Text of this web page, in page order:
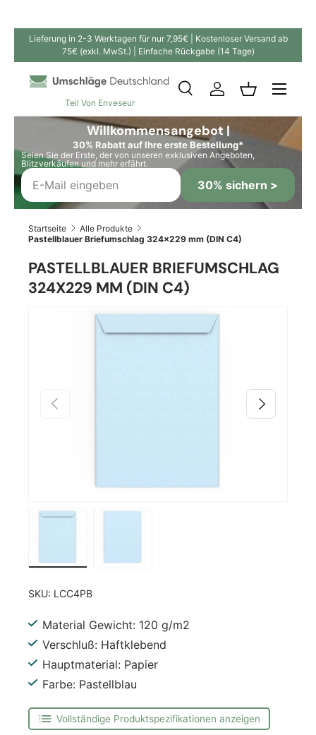
Direkt zum Inhalt
Lieferung in 2-3 Werktagen für nur 7,95€ | Kostenloser Versand ab
75€ (exkl. MwSt.) | Einfache Rückgabe (14 Tage)
Teil Von Enveseur
SuchenSuchen
SucheEinloggen
Willkommensangebot |
30% Rabatt auf Ihre erste Bestellung*
Seien Sie der Erste, der von unseren exklusiven Angeboten,
Blitzverkäufen und mehr erfährt.
30% sichern >
Startseite
Alle Produkte
Pastellblauer Briefumschlag 324x229 mm (DIN C4)
PASTELLBLAUER BRIEFUMSCHLAG
324X229 MM (DIN C4)
Zu Produktinformationen springen
Vorherige Nächste
SKU: LCC4PB
Material Gewicht: 120 g/m2
Verschluß: Haftklebend
Hauptmaterial: Papier
Farbe: Pastellblau
Vollständige Produktspezifikationen anzeigen